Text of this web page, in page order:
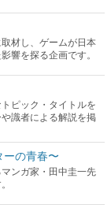
材し、ゲームが日本
響を探る企画です。
ピック・タイトルを
識者による解説を掲
の青春〜
ンガ家・田中圭一先